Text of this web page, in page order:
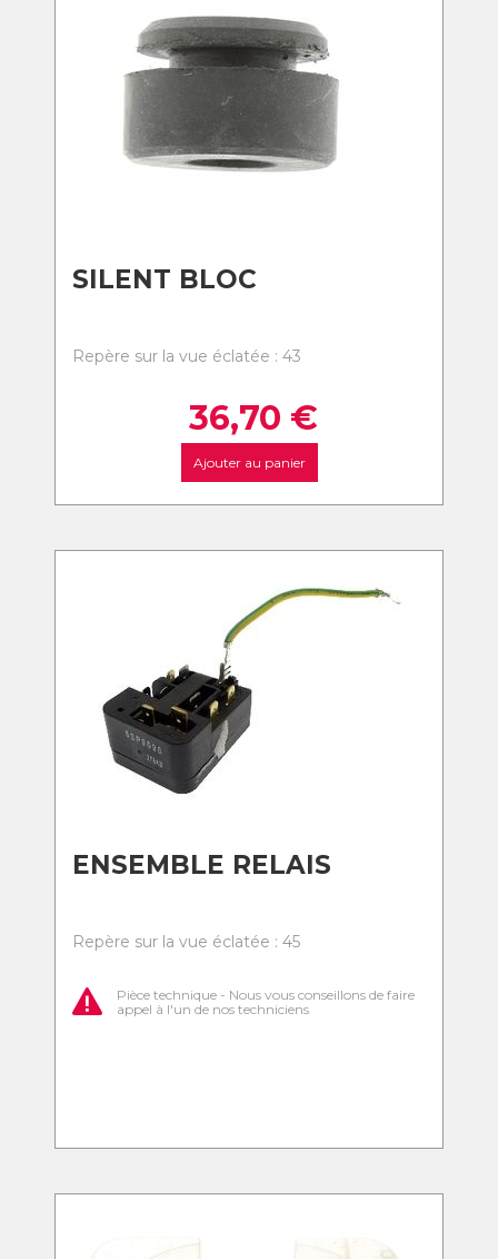
SILENT BLOC
Repère sur la vue éclatée : 43
36,70 €
Ajouter au panier
ENSEMBLE RELAIS
Repère sur la vue éclatée : 45
Pièce technique - Nous vous conseillons de faire
appel à l'un de nos techniciens